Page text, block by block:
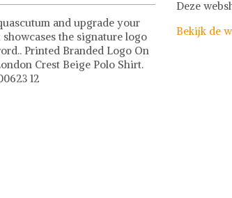
and upgrade your
the signature logo
Printed Branded Logo On
Crest Beige Polo Shirt.
12
Deze
Bekijk de